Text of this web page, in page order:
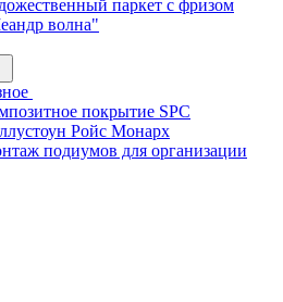
паркет с фризом
волна"
покрытие SPC
Ройс Монарх
подиумов для организации